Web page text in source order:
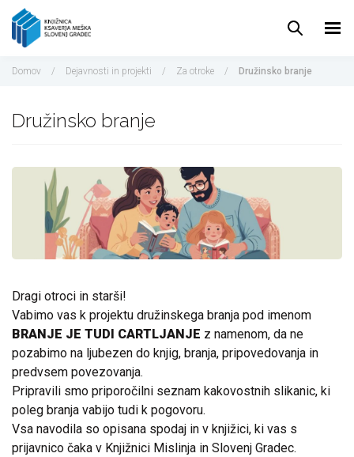
Pojdi
do
vsebine
Domov / Dejavnosti in projekti / Za otroke / Družinsko branje
Družinsko branje
Dragi otroci in starši!
Vabimo vas k projektu družinskega branja pod imenom
BRANJE JE TUDI CARTLJANJE z namenom, da ne
pozabimo na ljubezen do knjig, branja, pripovedovanja in
predvsem povezovanja.
Pripravili smo priporočilni seznam kakovostnih slikanic, ki
poleg branja vabijo tudi k pogovoru.
Vsa navodila so opisana spodaj in v knjižici, ki vas s
prijavnico čaka v Knjižnici Mislinja in Slovenj Gradec.